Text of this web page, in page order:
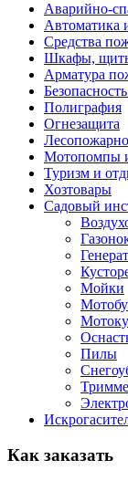
Аварийно-
Автоматика
Средства
Шкафы,
Арматура
Полиграфия
Огнезащита
Мотопомпы
Туризм и
Хозтовары
Садовый
Мойки
Пилы
Как заказать